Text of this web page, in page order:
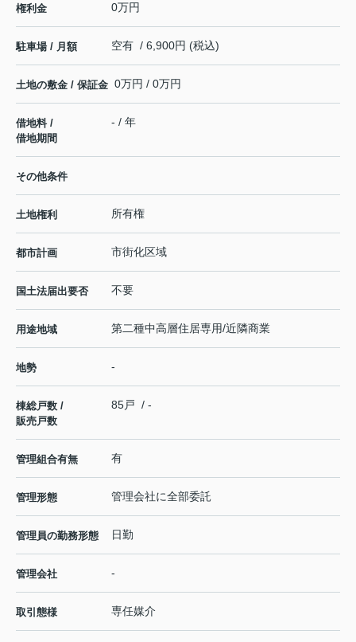
権利金 0万円
駐車場 / 月額 空有 / 6,900円 (税込)
土地の敷金 / 保証金 0万円 / 0万円
借地料 /
借地期間
- / 年
その他条件
土地権利 所有権
都市計画 市街化区域
国土法届出要否 不要
用途地域 第二種中高層住居専用/近隣商業
地勢 -
棟総戸数 /
販売戸数
85戸 / -
管理組合有無 有
管理形態 管理会社に全部委託
管理員の勤務形態 日勤
管理会社 -
取引態様 専任媒介